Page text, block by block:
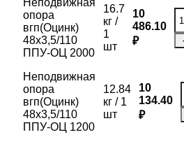
Неподвижная
опора
вгп(Оцинк)
48х3,5/110
ППУ-ОЦ 2000
16.7
кг /
1
шт
10
486.10
₽
Неподвижная
опора
вгп(Оцинк)
48х3,5/110
ППУ-ОЦ 1200
12.84
кг / 1
шт
10
134.40
₽